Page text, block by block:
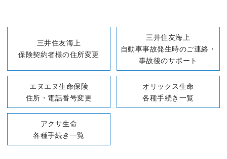
三井住友海上
保険契約者様の住所変更
三井住友海上
自動車事故発生時のご連絡・
事故後のサポート
エヌエヌ生命保険
住所・電話番号変更
オリックス生命
各種手続き一覧
アクサ生命
各種手続き一覧